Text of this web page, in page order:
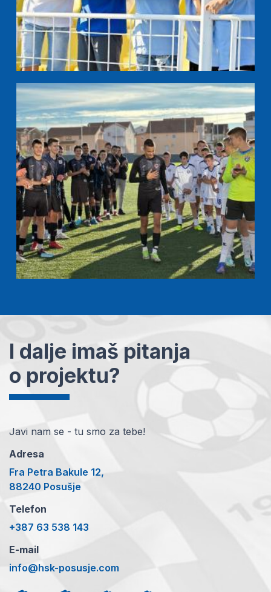
I dalje imaš pitanja
o projektu?
Javi nam se - tu smo za tebe!
Adresa
Fra Petra Bakule 12,
88240 Posušje
Telefon
+387 63 538 143
E-mail
info@hsk-posusje.com